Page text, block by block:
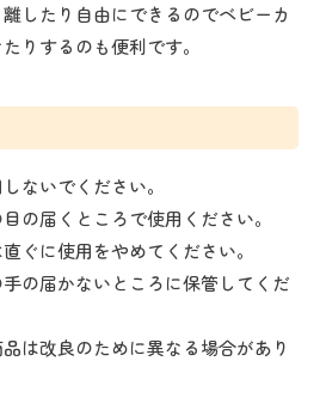
したり自由にできるのでベビーカ
りするのも便利です。
ないでください。
の届くところで使用ください。
ぐに使用をやめてください。
手の届かないところに保管してくだ
は改良のために異なる場合があり